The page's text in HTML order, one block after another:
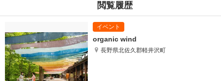
閲覧履歴
organic wind
長野県北佐久郡軽井沢町